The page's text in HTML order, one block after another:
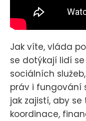
Jak víte, vláda
se dotýkají lidí
sociálních
práv i fungování
jak zajistí, aby
koordinace,